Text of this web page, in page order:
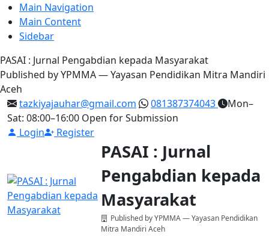
Main Navigation
Main Content
Sidebar
PASAI : Jurnal Pengabdian kepada Masyarakat
Published by YPMMA — Yayasan Pendidikan Mitra Mandiri
Aceh
tazkiyajauhar@gmail.com
081387374043
Mon–
Sat: 08:00–16:00 Open for Submission
Login
Register
PASAI : Jurnal
Pengabdian kepada
Masyarakat
Published by YPMMA — Yayasan Pendidikan
Mitra Mandiri Aceh